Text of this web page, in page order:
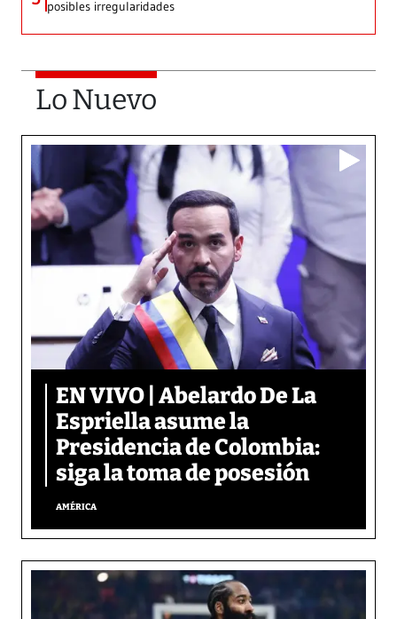
posibles irregularidades
Lo Nuevo
EN VIVO | Abelardo De La
Espriella asume la
Presidencia de Colombia:
siga la toma de posesión
AMÉRICA